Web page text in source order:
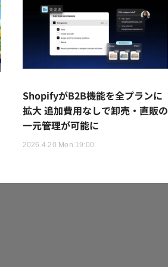
ShopifyがB2B機能を全プランに
拡大 追加費用なしで卸売・直販の
一元管理が可能に
2026.4.20 Mon 19:00